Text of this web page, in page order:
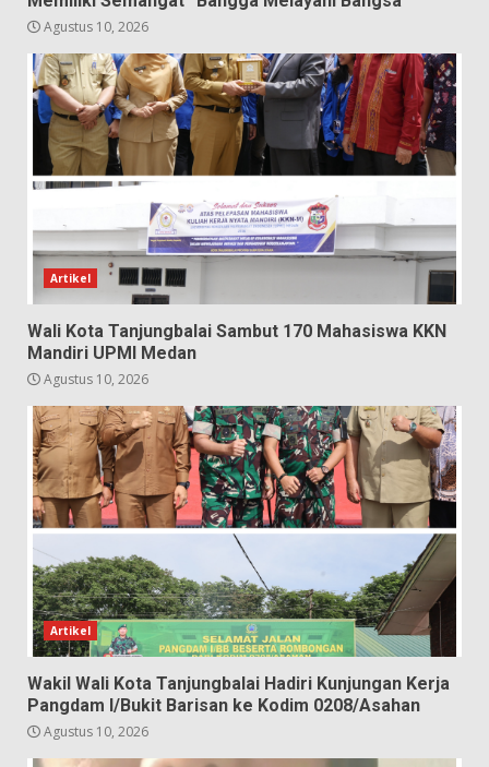
Agustus 10, 2026
Artikel
Wali Kota Tanjungbalai Sambut 170 Mahasiswa KKN
Mandiri UPMI Medan
Agustus 10, 2026
Artikel
Wakil Wali Kota Tanjungbalai Hadiri Kunjungan Kerja
Pangdam I/Bukit Barisan ke Kodim 0208/Asahan
Agustus 10, 2026